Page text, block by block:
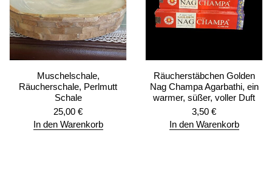
Muschelschale,
Räucherschale, Perlmutt
Schale
25,00 €
In den Warenkorb
Räucherstäbchen Golden
Nag Champa Agarbathi, ein
warmer, süßer, voller Duft
3,50 €
In den Warenkorb